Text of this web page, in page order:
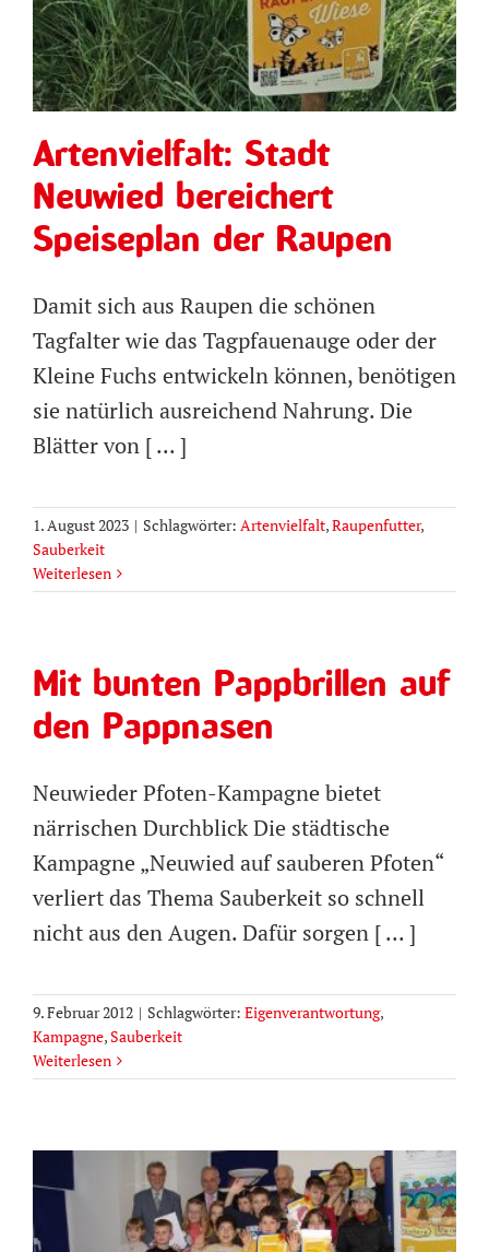
bereichert Speiseplan der
Raupen
Artenvielfalt: Stadt
Neuwied bereichert
Speiseplan der Raupen
Damit sich aus Raupen die schönen
Tagfalter wie das Tagpfauenauge oder der
Kleine Fuchs entwickeln können, benötigen
sie natürlich ausreichend Nahrung. Die
Blätter von [ ... ]
1. August 2023 | Schlagwörter: Artenvielfalt,Raupenfutter,
Sauberkeit
Weiterlesen
Mit bunten Pappbrillen auf
den Pappnasen
Neuwieder Pfoten-Kampagne bietet
närrischen Durchblick Die städtische
Kampagne „Neuwied auf sauberen Pfoten“
verliert das Thema Sauberkeit so schnell
nicht aus den Augen. Dafür sorgen [ ... ]
9. Februar 2012 | Schlagwörter: Eigenverantwortung,
Kampagne,Sauberkeit
Weiterlesen